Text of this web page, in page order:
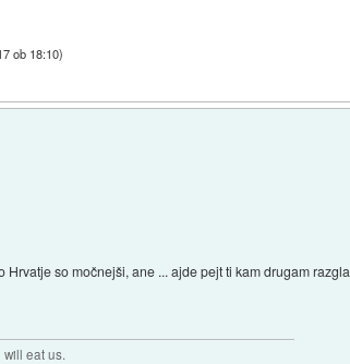
ob 18:10)
Hrvatje so močnejši, ane ... ajde pejt ti kam drugam
eat us.